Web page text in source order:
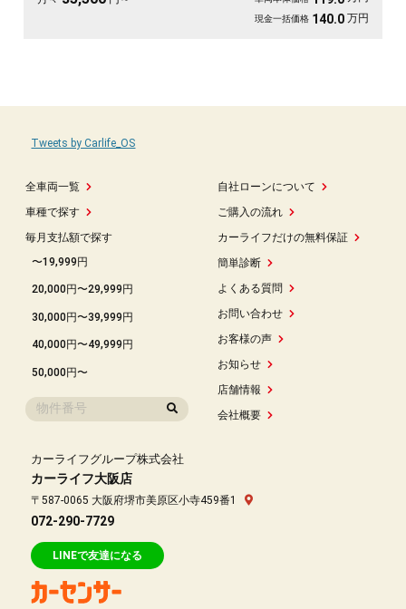
現金一括価格 140.0 万円
全車両一覧
車種で探す
毎月支払額で探す
〜19,999円
20,000円〜29,999円
30,000円〜39,999円
40,000円〜49,999円
50,000円〜
自社ローンについて
ご購入の流れ
カーライフだけの無料保証
簡単診断
よくある質問
お問い合わせ
お客様の声
お知らせ
店舗情報
会社概要
Tweets by Carlife_OS
カーライフグループ株式会社
カーライフ大阪店
〒587-0065 大阪府堺市美原区小寺459番1
072-290-7729
LINEで友達になる